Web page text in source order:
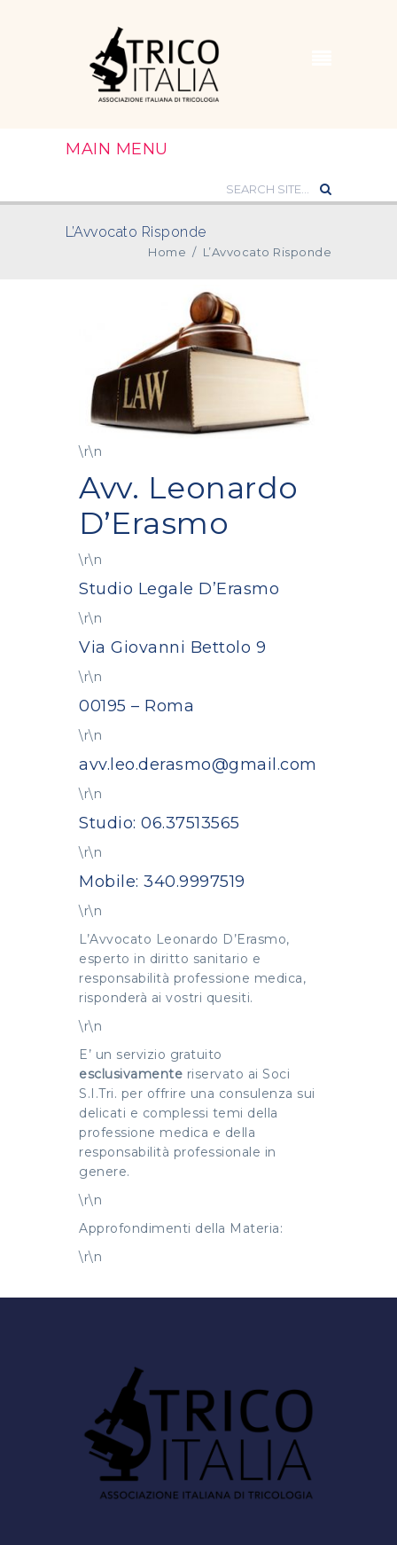
MAIN MENU
L’Avvocato Risponde
Home / L’Avvocato Risponde
\r\n
Avv. Leonardo
D’Erasmo
\r\n
Studio Legale D’Erasmo
\r\n
Via Giovanni Bettolo 9
\r\n
00195 – Roma
\r\n
avv.leo.derasmo@gmail.com
\r\n
Studio: 06.37513565
\r\n
Mobile: 340.9997519
\r\n
L’Avvocato Leonardo D’Erasmo,
esperto in diritto sanitario e
responsabilità professione medica,
risponderà ai vostri quesiti.
\r\n
E’ un servizio gratuito
esclusivamente riservato ai Soci
S.I.Tri. per offrire una consulenza sui
delicati e complessi temi della
professione medica e della
responsabilità professionale in
genere.
\r\n
Approfondimenti della Materia:
\r\n